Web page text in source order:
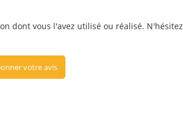
dont vous l'avez utilisé ou réalisé. N'hésitez
votre avis